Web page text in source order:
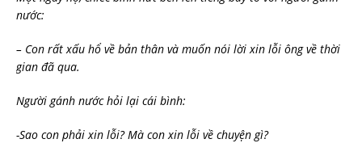
nước:
– Con rất xấu hổ về bản thân và muốn nói lời xin lỗi ông về thời
gian đã qua.
Người gánh nước hỏi lại cái bình:
-Sao con phải xin lỗi? Mà con xin lỗi về chuyện gì?